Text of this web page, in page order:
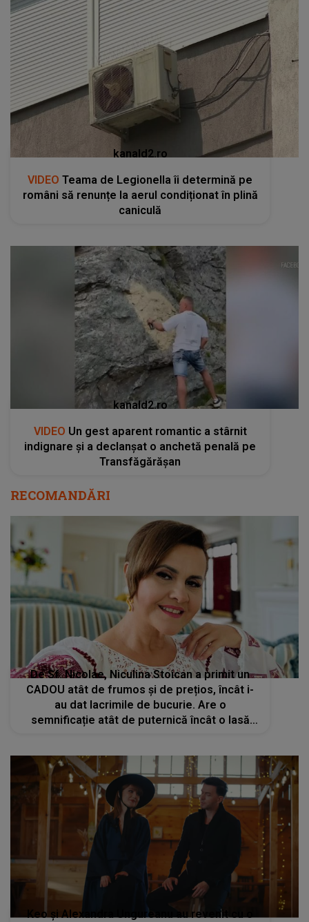
kanald2.ro
VIDEO Teama de Legionella îi determină pe
români să renunțe la aerul condiționat în plină
caniculă
kanald2.ro
VIDEO Un gest aparent romantic a stârnit
indignare și a declanșat o anchetă penală pe
Transfăgărășan
RECOMANDĂRI
De Sf. Nicolae, Niculina Stoican a primit un
CADOU atât de frumos și de prețios, încât i-
au dat lacrimile de bucurie. Are o
semnificație atât de puternică încât o lasă
Keo și Alexandra Ungureanu au revenit cu o